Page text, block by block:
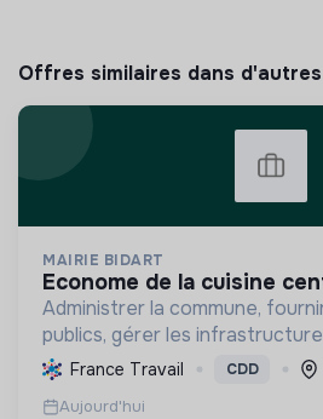
Offres similaires dans
MAIRIE BIDART
econome de la cuisine
Administrer la commune,
publics, gérer les
tourisme, et mettre en œuvre
une transition écologique et
France Travail CDD
Aujourd'hui